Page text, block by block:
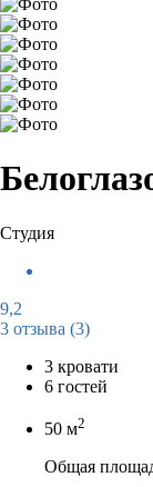
Студия
9,2
3 отзыва (3)
3 кровати
6 гостей
50 м2
Общая